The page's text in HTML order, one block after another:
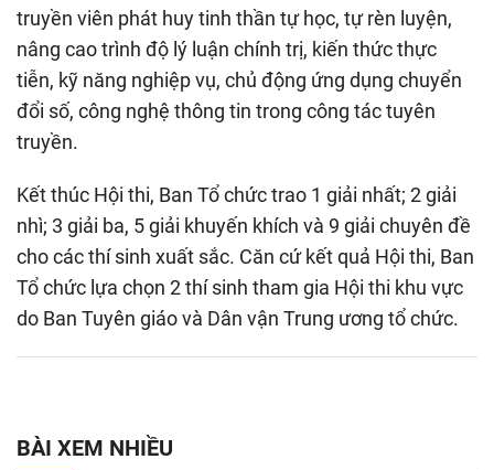
truyền viên phát huy tinh thần tự học, tự rèn luyện,
nâng cao trình độ lý luận chính trị, kiến thức thực
tiễn, kỹ năng nghiệp vụ, chủ động ứng dụng chuyển
đổi số, công nghệ thông tin trong công tác tuyên
truyền.
Kết thúc Hội thi, Ban Tổ chức trao 1 giải nhất; 2 giải
nhì; 3 giải ba, 5 giải khuyến khích và 9 giải chuyên đề
cho các thí sinh xuất sắc. Căn cứ kết quả Hội thi, Ban
Tổ chức lựa chọn 2 thí sinh tham gia Hội thi khu vực
do Ban Tuyên giáo và Dân vận Trung ương tổ chức.
BÀI XEM NHIỀU